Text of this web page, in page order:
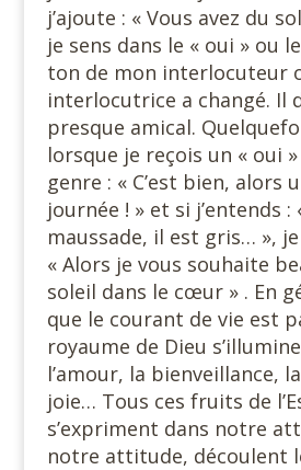
j’ajoute : « Vous avez du
je sens dans le « oui » ou
ton de mon interlocuteur
interlocutrice a changé. Il
presque amical.
lorsque je reçois un « oui
genre : « C’est bien, alors
journée ! » et si j’entends :
maussade, il est gris… », je
« Alors je vous souhaite
soleil dans le cœur » . En
que le courant de vie est
royaume de Dieu
l’amour, la bienveillance,
joie… Tous ces fruits de
s’expriment dans notre
notre attitude, découlent